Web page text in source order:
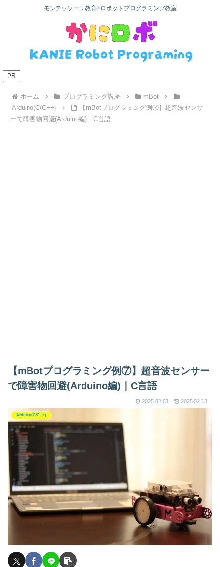
モンテッソーリ教育×ロボットプログラミング教室
PR
ホーム プログラミング講座
mBot
Arduino(C/C++)
【mBotプログラミング例⑦】超音波センサ
ーで障害物回避(Arduino編)｜C言語
【mBotプログラミング例⑦】超音波センサー
で障害物回避(Arduino編)｜C言語
2025.02.03 2025.02.13
Arduino(C/C++)